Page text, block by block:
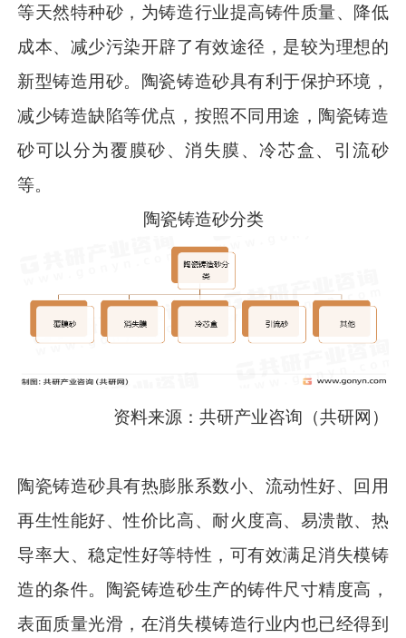
等天然特种砂，为铸造行业提高铸件质量、降低
成本、减少污染开辟了有效途径，是较为理想的
新型铸造用砂。陶瓷铸造砂具有利于保护环境，
减少铸造缺陷等优点，按照不同用途，陶瓷铸造
砂可以分为覆膜砂、消失膜、冷芯盒、引流砂
等。
陶瓷铸造砂分类
资料来源：共研产业咨询（共研网）
陶瓷铸造砂具有热膨胀系数小、流动性好、回用
再生性能好、性价比高、耐火度高、易溃散、热
导率大、稳定性好等特性，可有效满足消失模铸
造的条件。陶瓷铸造砂生产的铸件尺寸精度高，
表面质量光滑，在消失模铸造行业内也已经得到